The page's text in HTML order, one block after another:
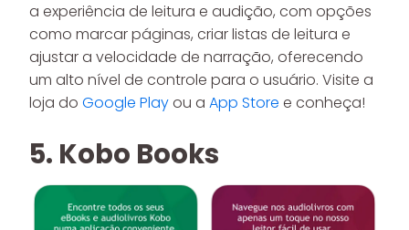
a experiência de leitura e audição, com opções
como marcar páginas, criar listas de leitura e
ajustar a velocidade de narração, oferecendo
um alto nível de controle para o usuário. Visite a
loja do Google Playou a App Store e conheça!
5. Kobo Books